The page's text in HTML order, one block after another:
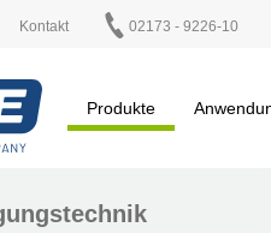
Kontakt 02173 - 9226-10
Produkte